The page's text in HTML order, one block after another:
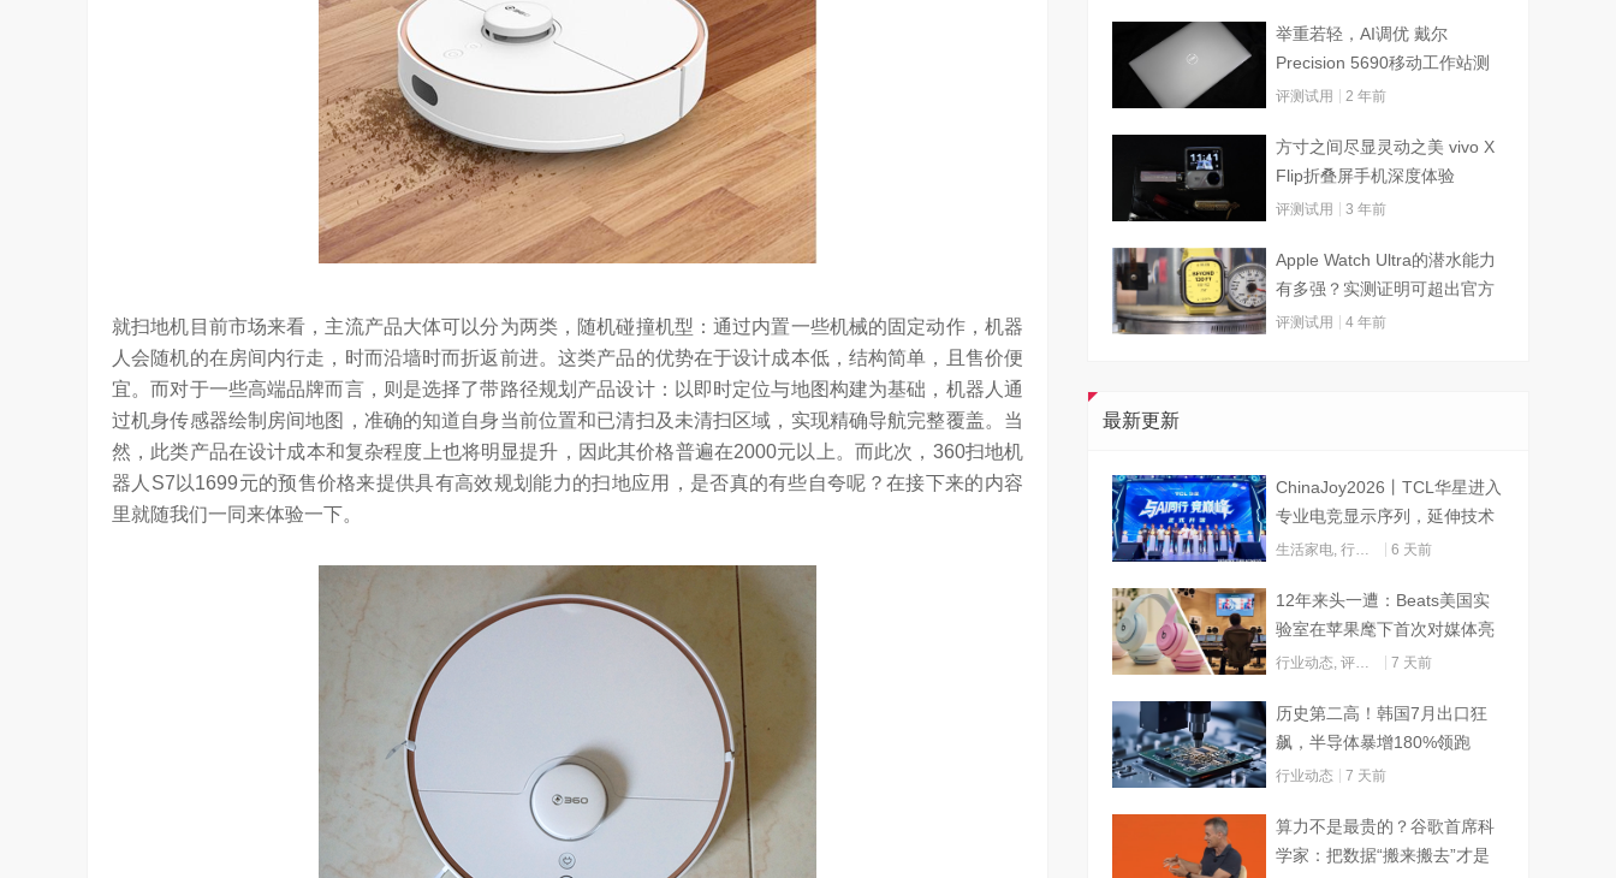
就扫地机目前市场来看，主流产品大体可以分为两类，随机碰撞机型：通过内置一些机械的固定动作，机器
人会随机的在房间内行走，时而沿墙时而折返前进。这类产品的优势在于设计成本低，结构简单，且售价便
宜。而对于一些高端品牌而言，则是选择了带路径规划产品设计：以即时定位与地图构建为基础，机器人通
过机身传感器绘制房间地图，准确的知道自身当前位置和已清扫及未清扫区域，实现精确导航完整覆盖。当
然，此类产品在设计成本和复杂程度上也将明显提升，因此其价格普遍在2000元以上。而此次，360扫地机
器人S7以1699元的预售价格来提供具有高效规划能力的扫地应用，是否真的有些自夸呢？在接下来的内容
里就随我们一同来体验一下。
举重若轻，AI调优 戴尔
Precision 5690移动工作站测
试
评测试用 2 年前
方寸之间尽显灵动之美 vivo X
Flip折叠屏手机深度体验
评测试用 3 年前
Apple Watch Ultra的潜水能力
有多强？实测证明可超出官方
标称值
评测试用 4 年前
最新更新
ChinaJoy2026丨TCL华星进入
专业电竞显示序列，延伸技术
边界赋能AI算力
生活家电 行业动态 6 天前
12年来头一遭：Beats美国实
验室在苹果麾下首次对媒体亮
灯
行业动态 评测试用 7 天前
历史第二高！韩国7月出口狂
飙，半导体暴增180%领跑
行业动态 7 天前
算力不是最贵的？谷歌首席科
学家：把数据“搬来搬去”才是